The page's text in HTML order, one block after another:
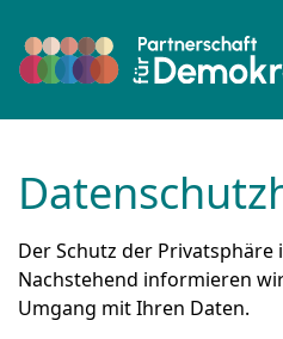
Zum Inhalt springen
Zur Fußzeile springen
Der Schutz der
Nachstehend informieren
Umgang mit Ihren Daten.